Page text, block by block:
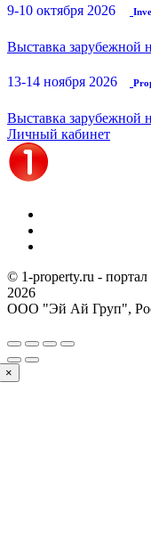
9-10 октября 2026
Выставка зарубежной
13-14 ноября 2026
Выставка зарубежной
Личный кабинет
© 1-property.ru -
2026
ООО "Эй Ай Груп",
×